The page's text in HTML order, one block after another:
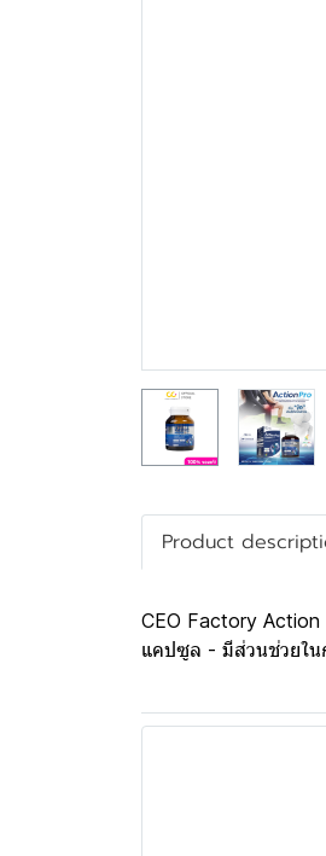
Product
CEO Factory
แคปซูล - มีส่วนช่วยใน